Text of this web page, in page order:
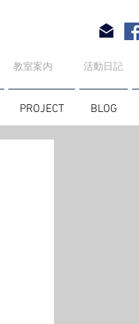
​教室案内 活動日記
PROJECT BLOG